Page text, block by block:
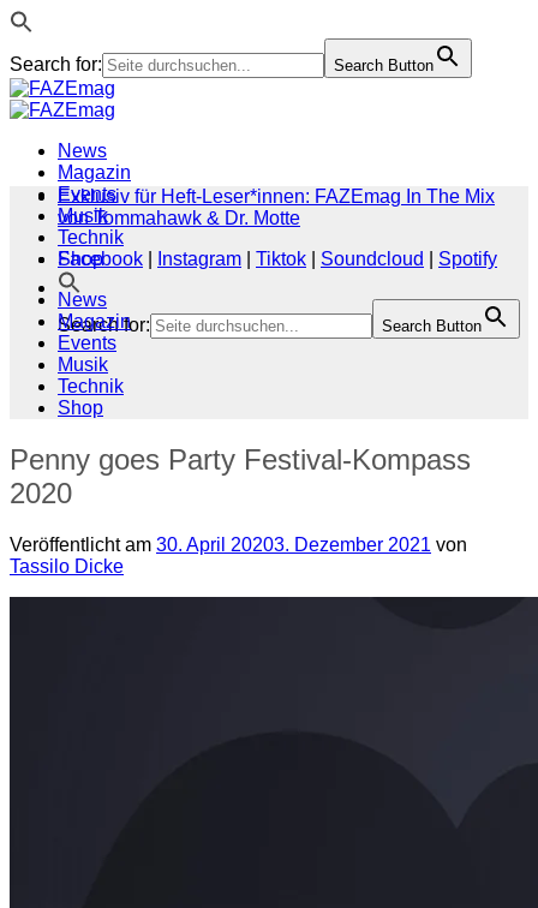
Search for: Search Button
Zum
Inhalt
News
Magazin
Events
Musik
Technik
Shop
Search for: Search Button
Exklusiv für Heft-Leser*innen: FAZEmag In The Mix
von Tommahawk & Dr. Motte
Facebook
Instagram Tiktok Soundcloud
Spotify
News
Magazin
Events
Musik
Technik
Shop
Penny goes Party Festival-Kompass
2020
Veröffentlicht am 30. April 20203. Dezember 2021 von
Tassilo Dicke